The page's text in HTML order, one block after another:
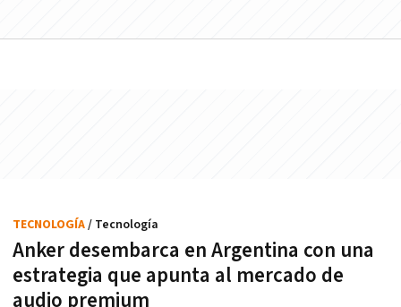
Anker desembarca en Argentina con una
estrategia que apunta al mercado de
audio premium
TECNOLOGÍA/ Tecnología